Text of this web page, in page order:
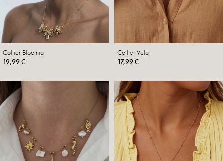
Collier Bloomia
19,99 €
Collier Vela
17,99 €